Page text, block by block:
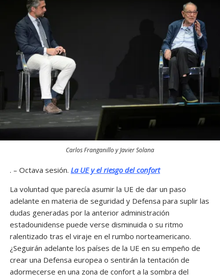
Carlos Franganillo y Javier Solana
. – Octava sesión. La UE y el riesgo del confort
La voluntad que parecía asumir la UE de dar un paso
adelante en materia de seguridad y Defensa para suplir las
dudas generadas por la anterior administración
estadounidense puede verse disminuida o su ritmo
ralentizado tras el viraje en el rumbo norteamericano.
¿Seguirán adelante los países de la UE en su empeño de
crear una Defensa europea o sentirán la tentación de
adormecerse en una zona de confort a la sombra del